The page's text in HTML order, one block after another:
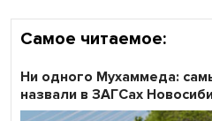
Самое читаемое:
Ни одного Мухаммеда:
назвали в ЗАГСах